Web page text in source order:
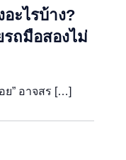
ะไรบ้าง?
ถมือสองไม่
” อาจสร […]